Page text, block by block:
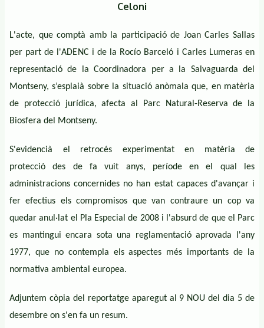
Celoni
L'acte, que comptà amb la participació de Joan Carles Sallas
per part de l'ADENC i de la Rocío Barceló i Carles Lumeras en
representació de la Coordinadora per a la Salvaguarda del
Montseny, s’esplaià sobre la situació anòmala que, en matèria
de protecció jurídica, afecta al Parc Natural-Reserva de la
Biosfera del Montseny.
S'evidencià el retrocés experimentat en matèria de
protecció des de fa vuit anys, període en el qual les
administracions concernides no han estat capaces d'avançar i
fer efectius els compromisos que van contraure un cop va
quedar anul·lat el Pla Especial de 2008 i l'absurd de que el Parc
es mantingui encara sota una reglamentació aprovada l'any
1977, que no contempla els aspectes més importants de la
normativa ambiental europea.
Adjuntem còpia del reportatge aparegut al 9 NOU del dia 5 de
desembre on s'en fa un resum.